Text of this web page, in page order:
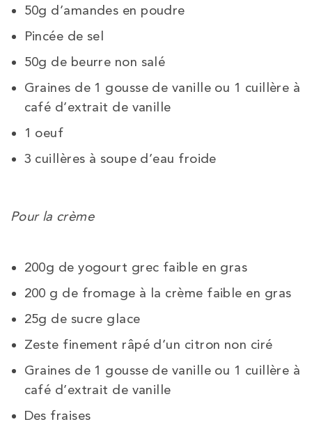
50g d’amandes en poudre
Pincée de sel
50g de beurre non salé
Graines de 1 gousse de vanille ou 1 cuillère à
café d’extrait de vanille
1 oeuf
3 cuillères à soupe d’eau froide
Pour la crème
200g de yogourt grec faible en gras
200 g de fromage à la crème faible en gras
25g de sucre glace
Zeste finement râpé d’un citron non ciré
Graines de 1 gousse de vanille ou 1 cuillère à
café d’extrait de vanille
Des fraises